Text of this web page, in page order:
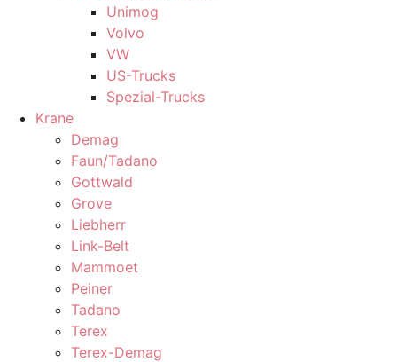
Unimog
Volvo
VW
US-Trucks
Spezial-Trucks
Krane
Demag
Faun/Tadano
Gottwald
Grove
Liebherr
Link-Belt
Mammoet
Peiner
Tadano
Terex
Terex-Demag